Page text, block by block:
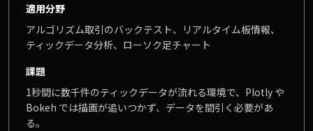
適用分野
アルゴリズム取引のバックテスト、リアルタイム板情報、
ティックデータ分析、ローソク足チャート
課題
1秒間に数千件のティックデータが流れる環境で、Plotly や
Bokeh では描画が追いつかず、データを間引く必要があ
る。